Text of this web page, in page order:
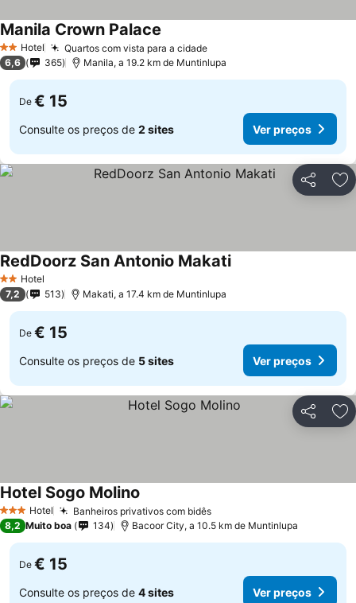
2 Estrelas
Hotel Quartos com vista para a cidade
Manila Crown Palace
6,6 365 Manila, a 19.2 km de Muntinlupa
De € 15
Consulte os preços de 2 sites Ver preços
Partilhar
2 Estrelas
Hotel
RedDoorz San Antonio Makati
7,2 513 Makati, a 17.4 km de Muntinlupa
De € 15
Consulte os preços de 5 sites Ver preços
Partilhar
3 EstrelasHotel Banheiros privativos com bidês
Hotel Sogo Molino
8,2 Muito boa 134 Bacoor City, a 10.5 km de Muntinlupa
De € 15
Consulte os preços de 4 sites Ver preços